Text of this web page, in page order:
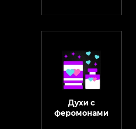
Духи с
феромонами